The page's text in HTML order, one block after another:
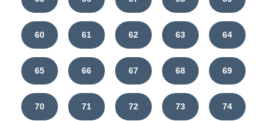
60 61 62 63 64
65 66 67 68 69
70 71 72 73 74